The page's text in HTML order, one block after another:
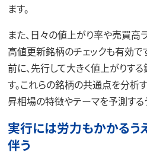
ます。
また、日々の値上がり率や売買高
高値更新銘柄のチェックも有効で
前に、先行して大きく値上がりす
す。これらの銘柄の共通点を分析
昇相場の特徴やテーマを予測する
実行には労力もかかるう
伴う